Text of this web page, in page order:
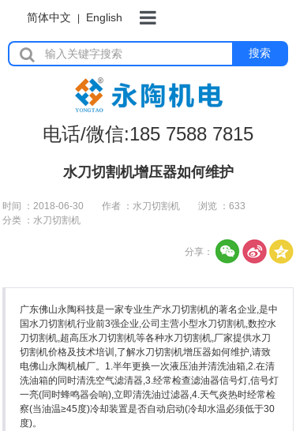
简体中文 | English
电话/微信:185 7588 7815
搜索
岩板加工设备
石英石加工设备
水刀切割机增压器如何维护
时间 ：2018-06-30 作者 ：水刀切割机 浏览 ：633
分类 ：水刀切割机
分享：
广东佛山永陶科技是一家专业生产水刀切割机的著名企业,是中
国水刀切割机行业前3强企业,公司主营小型水刀切割机,数控水
刀切割机,超高压水刀切割机等各种水刀切割机,厂家提供水刀
切割机价格及技术培训,了解水刀切割机增压器如何维护,请致
电佛山永陶机械厂。1.半年更换一次液压油并清洗油箱,2.在清
洗油箱的同时清洗空气滤清器,3.经常检查滤油器信号灯,信号灯
一亮(同时蜂鸣器会响),立即清洗油过滤器,4.天气炎热时经常检
察(当油温≥45度)冷却装置是否自动启动(冷却水温必须低于30
度)。